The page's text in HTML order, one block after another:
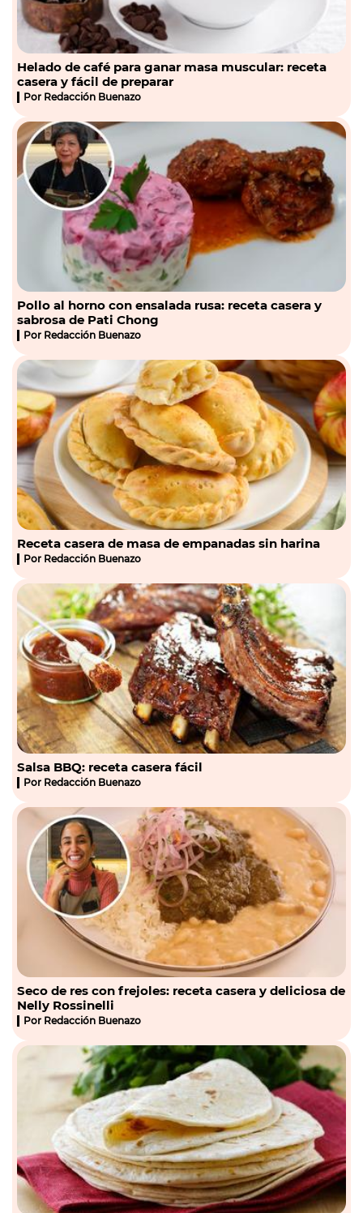
Helado de café para ganar masa muscular: receta
casera y fácil de preparar
Por Redacción Buenazo
Pollo al horno con ensalada rusa: receta casera y
sabrosa de Pati Chong
Por Redacción Buenazo
Receta casera de masa de empanadas sin harina
Por Redacción Buenazo
Salsa BBQ: receta casera fácil
Por Redacción Buenazo
Seco de res con frejoles: receta casera y deliciosa de
Nelly Rossinelli
Por Redacción Buenazo